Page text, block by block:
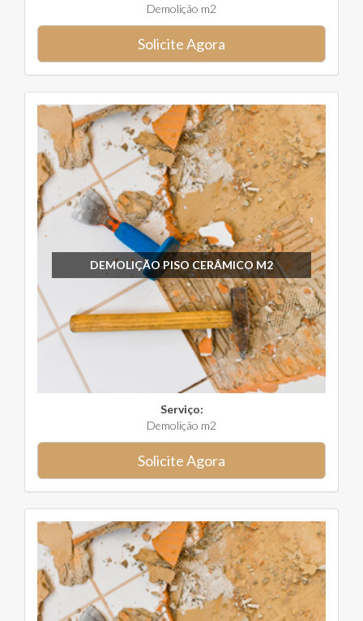
Demolição m2
Solicite Agora
DEMOLIÇÃO PISO CERÂMICO M2
Serviço:
Demolição m2
Solicite Agora